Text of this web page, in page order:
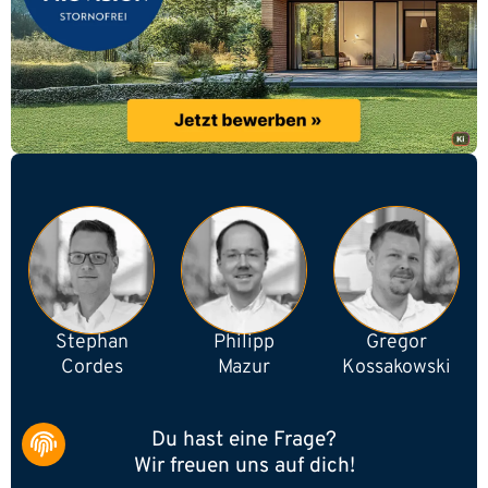
Stephan
Cordes
Philipp
Mazur
Gregor
Kossakowski
Du hast eine Frage?
Wir freuen uns auf dich!